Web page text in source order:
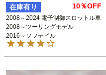
※2023～ FLHXSE、FLTRXSE、2024
～ FLHX、FLTRX、FLTRXSTSEは不
可
Performance Machine（パフォーマン
スマシン）
在庫有り 10％OFF
2008～2024 電子制御スロットル車
2008～ツーリングモデル
2016～ソフテイル